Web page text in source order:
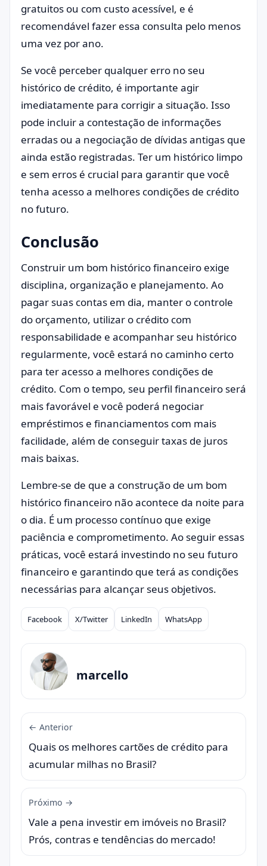
gratuitos ou com custo acessível, e é
recomendável fazer essa consulta pelo menos
uma vez por ano.
Se você perceber qualquer erro no seu
histórico de crédito, é importante agir
imediatamente para corrigir a situação. Isso
pode incluir a contestação de informações
erradas ou a negociação de dívidas antigas que
ainda estão registradas. Ter um histórico limpo
e sem erros é crucial para garantir que você
tenha acesso a melhores condições de crédito
no futuro.
Conclusão
Construir um bom histórico financeiro exige
disciplina, organização e planejamento. Ao
pagar suas contas em dia, manter o controle
do orçamento, utilizar o crédito com
responsabilidade e acompanhar seu histórico
regularmente, você estará no caminho certo
para ter acesso a melhores condições de
crédito. Com o tempo, seu perfil financeiro será
mais favorável e você poderá negociar
empréstimos e financiamentos com mais
facilidade, além de conseguir taxas de juros
mais baixas.
Lembre-se de que a construção de um bom
histórico financeiro não acontece da noite para
o dia. É um processo contínuo que exige
paciência e comprometimento. Ao seguir essas
práticas, você estará investindo no seu futuro
financeiro e garantindo que terá as condições
necessárias para alcançar seus objetivos.
Compartilhar
Facebook X/Twitter LinkedIn WhatsApp
marcello
← Anterior
Quais os melhores cartões de crédito para
acumular milhas no Brasil?
Próximo →
Vale a pena investir em imóveis no Brasil?
Prós, contras e tendências do mercado!